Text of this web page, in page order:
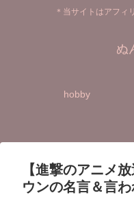
＊当サイトはアフィ
ぬ
hobby
【進撃のアニメ
ウンの名言＆言